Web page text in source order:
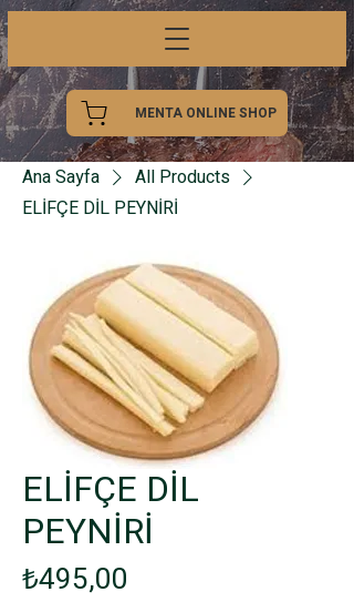
MENTA ONLINE SHOP
Ana Sayfa
All Products
ELİFÇE DİL PEYNİRİ
ELİFÇE DİL
PEYNİRİ
₺495,00